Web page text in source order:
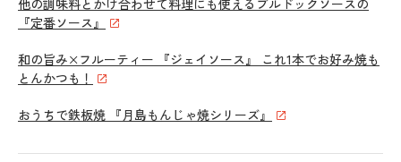
『定番ソース』
和の旨み×フルーティー 『ジェイソース』 これ1本でお好み焼も
とんかつも！
おうちで鉄板焼 『月島もんじゃ焼シリーズ』